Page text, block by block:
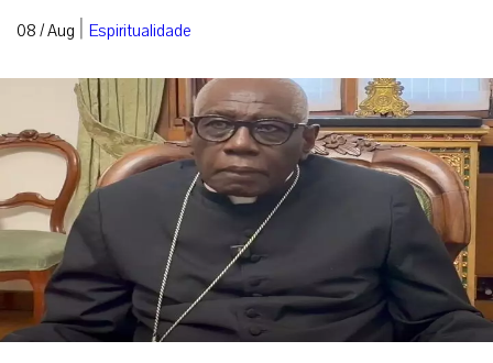
08 / Aug | Espiritualidade